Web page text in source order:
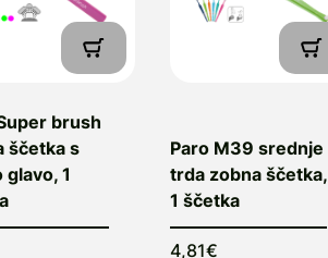
brush
ščetka s
1
Paro M39 srednje
trda zobna ščetka,
1 ščetka
4,81€